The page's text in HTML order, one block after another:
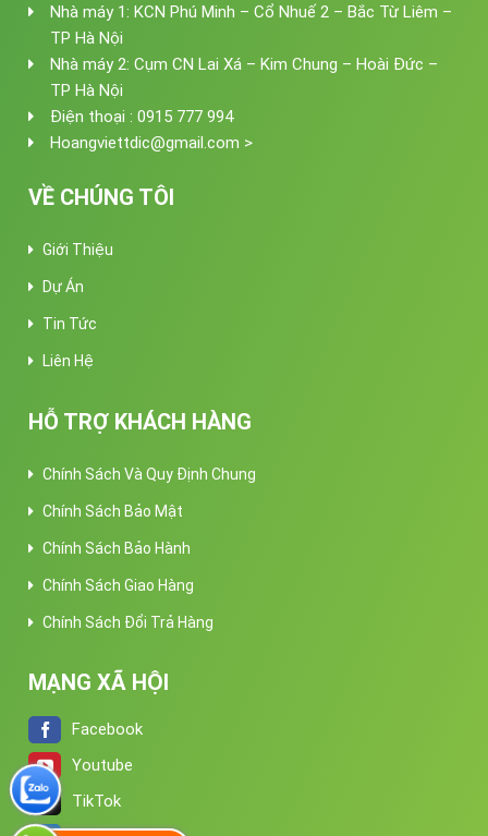
Nhà máy 1: KCN Phú Minh – Cổ Nhuế 2 – Bắc Từ Liêm –
TP Hà Nội
Nhà máy 2: Cụm CN Lai Xá – Kim Chung – Hoài Đức –
TP Hà Nội
Điện thoại : 0915 777 994
Hoangviettdic@gmail.com >
VỀ CHÚNG TÔI
Giới Thiệu
Dự Án
Tin Tức
Liên Hệ
HỖ TRỢ KHÁCH HÀNG
Chính Sách Và Quy Định Chung
Chính Sách Bảo Mật
Chính Sách Bảo Hành
Chính Sách Giao Hàng
Chính Sách Đổi Trả Hàng
MẠNG XÃ HỘI
Facebook
Youtube
TikTok